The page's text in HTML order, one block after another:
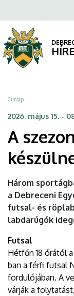
szezon
utolsó
párharcára
készülnek
a
EGYETEM
a
tartalomra
Morzsa
Címlap
2026. május 15. -
A
Három
a Debreceni
futsal- és
labdarúgók
Futsal
Hétfőn 18 órától
ban a férfi futsal
fordulójában. A
várják a